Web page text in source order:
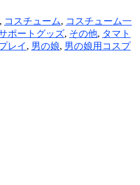
, コスチューム, コスチューム一
ポートグッズ, その他, タマト
レイ , 男の娘, 男の娘用コスプ